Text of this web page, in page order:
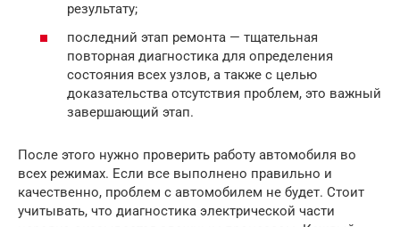
результату;
последний этап ремонта — тщательная
повторная диагностика для определения
состояния всех узлов, а также с целью
доказательства отсутствия проблем, это важный
завершающий этап.
После этого нужно проверить работу автомобиля во
всех режимах. Если все выполнено правильно и
качественно, проблем с автомобилем не будет. Стоит
учитывать, что диагностика электрической части